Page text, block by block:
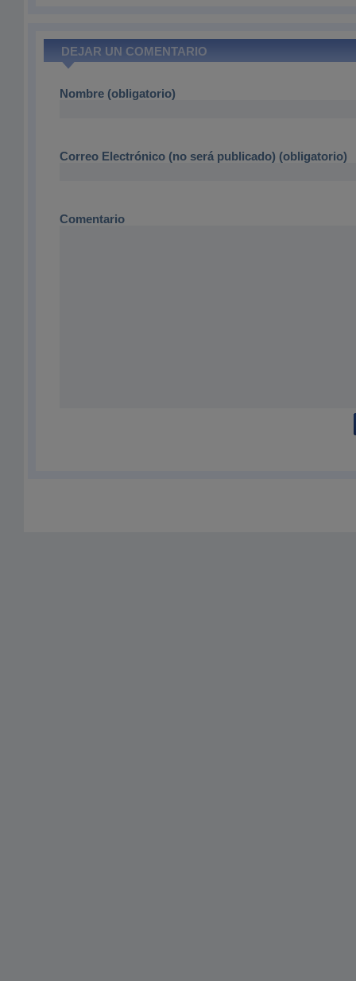
DEJAR UN COMENTARIO
Nombre (obligatorio)
Correo Electrónico (no será publicado) (obligatorio)
Comentario